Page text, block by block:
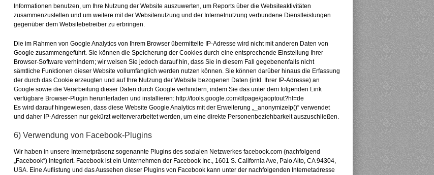
Informationen benutzen, um Ihre Nutzung der Website auszuwerten, um Reports über die Websiteaktivitäten
zusammenzustellen und um weitere mit der Websitenutzung und der Internetnutzung verbundene Dienstleistungen
gegenüber dem Websitebetreiber zu erbringen.
Die im Rahmen von Google Analytics von Ihrem Browser übermittelte IP-Adresse wird nicht mit anderen Daten von
Google zusammengeführt. Sie können die Speicherung der Cookies durch eine entsprechende Einstellung Ihrer
Browser-Software verhindern; wir weisen Sie jedoch darauf hin, dass Sie in diesem Fall gegebenenfalls nicht
sämtliche Funktionen dieser Website vollumfänglich werden nutzen können. Sie können darüber hinaus die Erfassung
der durch das Cookie erzeugten und auf Ihre Nutzung der Website bezogenen Daten (inkl. Ihrer IP-Adresse) an
Google sowie die Verarbeitung dieser Daten durch Google verhindern, indem Sie das unter dem folgenden Link
verfügbare Browser-Plugin herunterladen und installieren: http://tools.google.com/dlpage/gaoptout?hl=de
Es wird darauf hingewiesen, dass diese Website Google Analytics mit der Erweiterung „_anonymizeIp()“ verwendet
und daher IP-Adressen nur gekürzt weiterverarbeitet werden, um eine direkte Personenbeziehbarkeit auszuschließen.
6) Verwendung von Facebook-Plugins
Wir haben in unsere Internetpräsenz sogenannte Plugins des sozialen Netzwerkes facebook.com (nachfolgend
„Facebook“) integriert. Facebook ist ein Unternehmen der Facebook Inc., 1601 S. California Ave, Palo Alto, CA 94304,
USA. Eine Auflistung und das Aussehen dieser Plugins von Facebook kann unter der nachfolgenden Internetadresse